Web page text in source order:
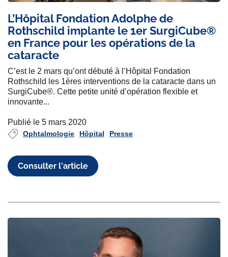
L’Hôpital Fondation Adolphe de
Rothschild implante le 1er SurgiCube®
en France pour les opérations de la
cataracte
C’est le 2 mars qu’ont débuté à l’Hôpital Fondation
Rothschild les 1ères interventions de la cataracte dans un
SurgiCube®. Cette petite unité d’opération flexible et
innovante...
Publié le 5 mars 2020
Ophtalmologie Hôpital Presse
Consulter l'article